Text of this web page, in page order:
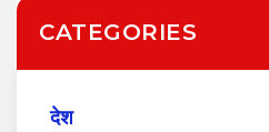
CATEGORIES
देश